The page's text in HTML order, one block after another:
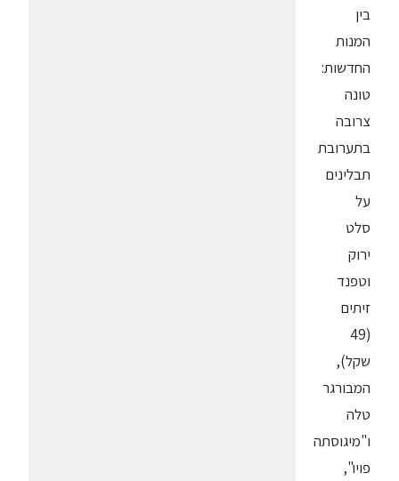
בין
המנות
החדשות:
טונה
צרובה
בתערובת
תבלינים
על
סלט
ירוק
וטפנד
זיתים
(49
שקל),
המבורגר
טלה
ו"מיגוסתה
פויו",